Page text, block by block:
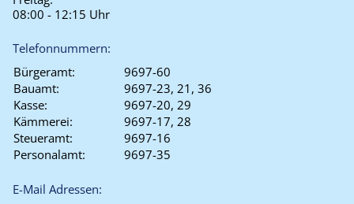
08:00 - 12:15 Uhr
Telefonnummern:
Bürgeramt:
9697-60
Bauamt:
9697-23, 21, 36
Kasse:
9697-20, 29
Kämmerei:
9697-17, 28
Steueramt:
9697-16
Personalamt:
9697-35
E-Mail Adressen: